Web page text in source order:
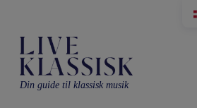
Din guide til klassisk musik